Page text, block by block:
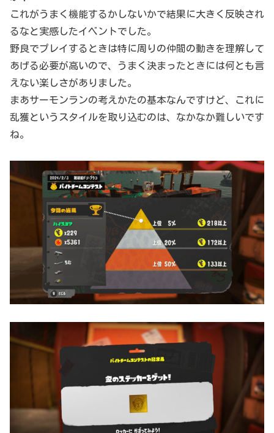
これがうまく機能するかしないかで結果に大きく反映され
るなと実感したイベントでした。
野良でプレイするときは特に周りの仲間の動きを理解して
あげる必要が高いので、うまく決まったときには何とも言
えない楽しさがありました。
まあサーモンランの考えかたの基本なんですけど、これに
乱獲というスタイルを取り込むのは、なかなか難しいです
ね。